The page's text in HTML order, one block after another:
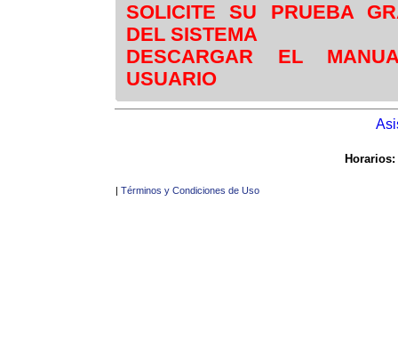
SOLICITE SU PRUEBA
DEL SISTEMA
DESCARGAR EL
USUARIO
Términos y Condiciones de Uso